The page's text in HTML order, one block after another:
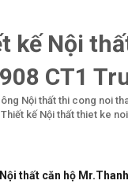
kế Nội
CT1
Nội thất thi cong noi
Thiết kế Nội thất thiet ke
thất căn hộ